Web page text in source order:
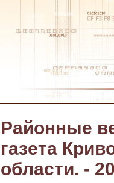
Районные
газета
области. -